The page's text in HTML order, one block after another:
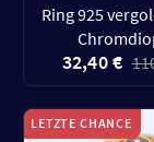
Ring 925
32,40 €
LETZTE CHANCE